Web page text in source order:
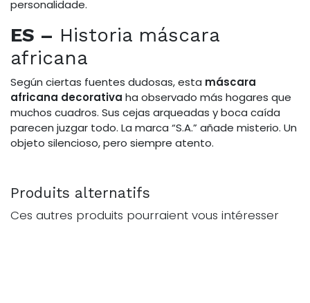
personalidade.
ES – Historia máscara
africana
Según ciertas fuentes dudosas, esta máscara
africana decorativa ha observado más hogares que
muchos cuadros. Sus cejas arqueadas y boca caída
parecen juzgar todo. La marca “S.A.” añade misterio. Un
objeto silencioso, pero siempre atento.
Produits alternatifs
Ces autres produits pourraient vous intéresser